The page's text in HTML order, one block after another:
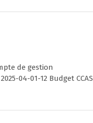
de gestion
04-01-12 Budget CCAS